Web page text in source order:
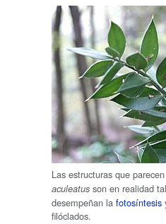
Las estructuras que
aculeatus son en realidad
desempeñan la fotosíntesis
filóclados.